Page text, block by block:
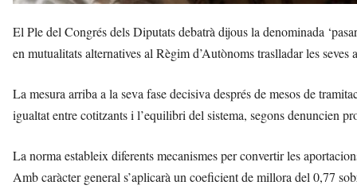
El Ple del Congrés dels Diputats debatrà dijous la denominada
en mutualitats alternatives al Règim d’Autònoms traslladar les
La mesura arriba a la seva fase decisiva després de mesos de
igualtat entre cotitzants i l’equilibri del sistema, segons denuncien
La norma estableix diferents mecanismes per convertir les
Amb caràcter general s’aplicarà un coeficient de millora del 0,77